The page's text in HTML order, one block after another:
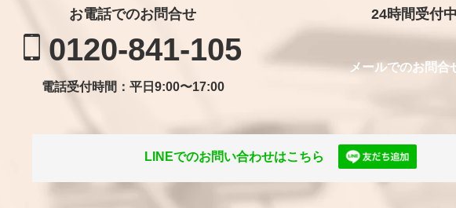
お電話でのお問合せ
0120-841-105
電話受付時間：平日9:00〜17:00
24時間受付
メールでのお問合
LINEでのお問い合わせはこちら